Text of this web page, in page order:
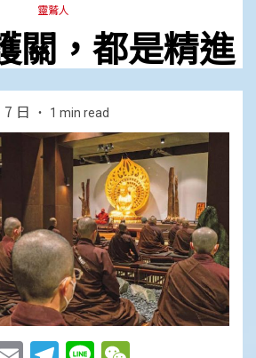
靈鷲人
關，都是精進
日 1 min read